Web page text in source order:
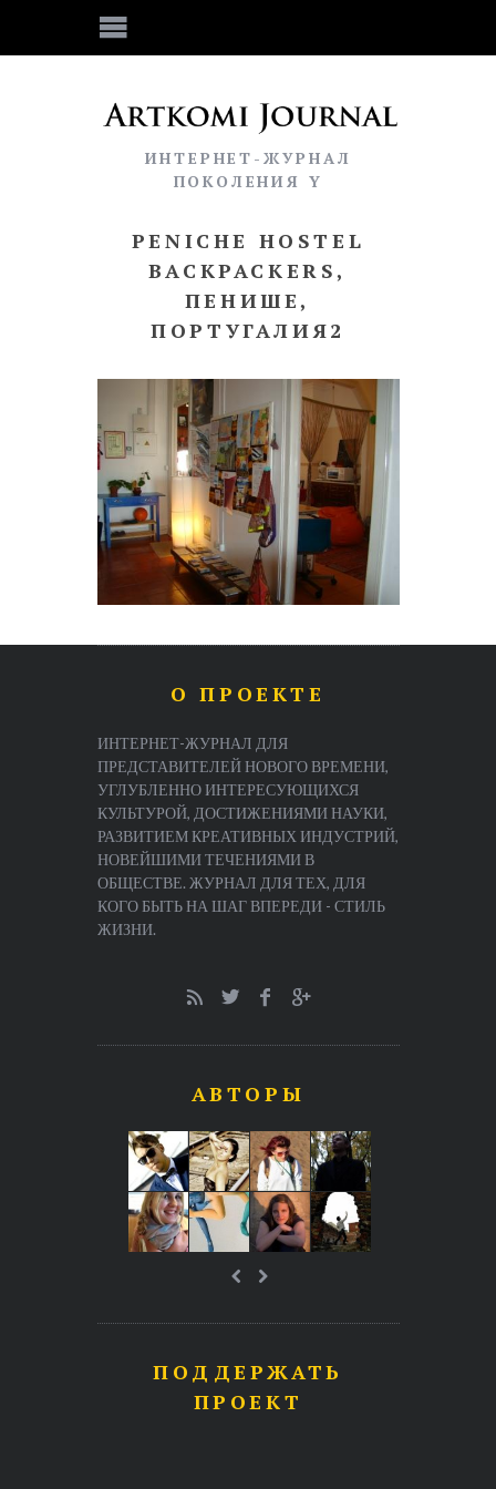
ИНТЕРНЕТ-ЖУРНАЛ
ПОКОЛЕНИЯ Y
PENICHE HOSTEL
BACKPACKERS,
ПЕНИШЕ,
ПОРТУГАЛИЯ2
О ПРОЕКТЕ
ИНТЕРНЕТ-ЖУРНАЛ ДЛЯ
ПРЕДСТАВИТЕЛЕЙ НОВОГО ВРЕМЕНИ,
УГЛУБЛЕННО ИНТЕРЕСУЮЩИХСЯ
КУЛЬТУРОЙ, ДОСТИЖЕНИЯМИ НАУКИ,
РАЗВИТИЕМ КРЕАТИВНЫХ ИНДУСТРИЙ,
НОВЕЙШИМИ ТЕЧЕНИЯМИ В
ОБЩЕСТВЕ. ЖУРНАЛ ДЛЯ ТЕХ, ДЛЯ
КОГО БЫТЬ НА ШАГ ВПЕРЕДИ - СТИЛЬ
ЖИЗНИ.
АВТОРЫ
ПОДДЕРЖАТЬ
ПРОЕКТ